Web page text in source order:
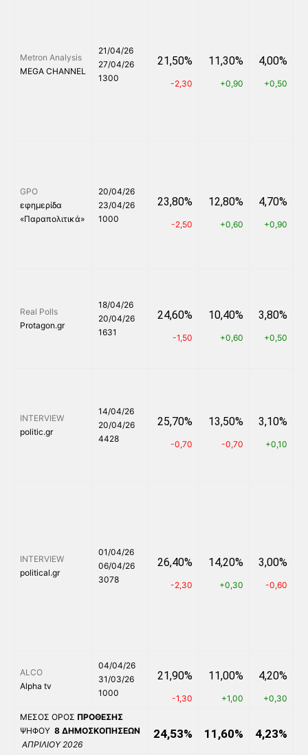
Metron Analysis
MEGA CHANNEL
21/04/26
27/04/26
1300
21,50%
-2,30
11,30%
+0,90
4,00%
+0,50
GPO
εφημερίδα
«Παραπολιτικά»
20/04/26
23/04/26
1000
23,80%
-2,50
12,80%
+0,60
4,70%
+0,90
Real Polls
Protagon.gr
18/04/26
20/04/26
1631
24,60%
-1,50
10,40%
+0,60
3,80%
+0,50
INTERVIEW
politic.gr
14/04/26
20/04/26
4428
25,70%
-0,70
13,50%
-0,70
3,10%
+0,10
INTERVIEW
political.gr
01/04/26
06/04/26
3078
26,40%
-2,30
14,20%
+0,30
3,00%
-0,60
ALCO
Alpha tv
04/04/26
31/03/26
1000
21,90%
-1,30
11,00%
+1,00
4,20%
+0,30
ΜΕΣΟΣ ΟΡΟΣ ΠΡΟΘΕΣΗΣ
ΨΗΦΟΥ 8 ΔΗΜΟΣΚΟΠΗΣΕΩΝ
ΑΠΡΙΛΙΟΥ 2026
24,53% 11,60% 4,23%